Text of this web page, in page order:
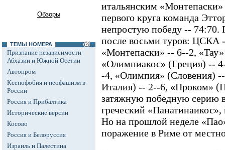
Обзоры
ТЕМЫ НОМЕРА
Признание независимости
Абхазии и Южной Осетии
Автопром
Ксенофобия и неофашизм в
России
Россия и Прибалтика
Исторические версии
Косово
Россия и Белоруссия
Израиль и Палестина
итальянским
первого круга команда
непростую победу -- 74:70.
после восьми туров: ЦСКА
«Монтепаски» -- 6--2,
«Олимпиакос» (Греция) --
-4, «Олимпия» (Словения)
Италия) -- 2--6, «Проком»
затяжную победную серию
греческий
Но на прошлой неделе
поражение в Риме от